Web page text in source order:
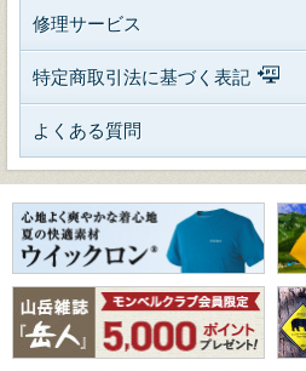
修理サービス
特定商取引法に基づく表記
よくある質問